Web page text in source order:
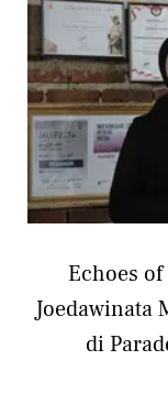
Echoes
Joedawinata
di